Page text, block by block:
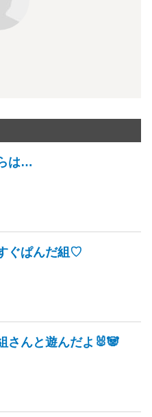
は…
ぐぱんだ組♡
さんと遊んだよ🐰🐼